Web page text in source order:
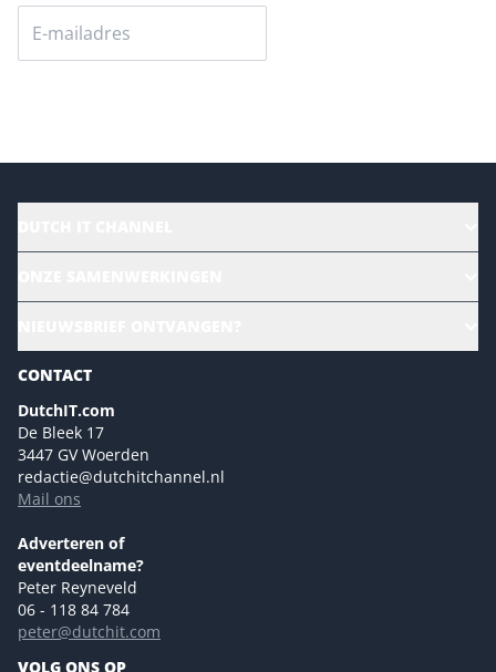
Magazines
Marketingmogelijkheden 2026
Eventmogelijkheden 2026
Advertising opportunities 2026 ENG
Event opportunities 2026 ENG
NL Digital
Versturen
CONTACT
DutchIT.com
De Bleek 17
3447 GV Woerden
redactie@dutchitchannel.nl
Mail ons
Adverteren of
eventdeelname?
Peter Reyneveld
06 - 118 84 784
peter@dutchit.com
VOLG ONS OP